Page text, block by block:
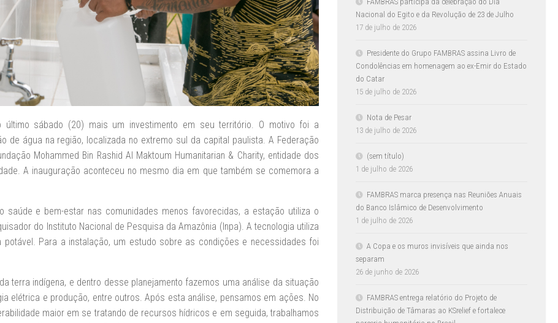
último sábado (20) mais um investimento em seu território. O motivo foi a
de água na região, localizada no extremo sul da capital paulista. A Federação
Mohammed Bin Rashid Al Maktoum Humanitarian & Charity, entidade dos
A inauguração aconteceu no mesmo dia em que também se comemora a
saúde e bem-estar nas comunidades menos favorecidas, a estação utiliza o
do Instituto Nacional de Pesquisa da Amazônia (Inpa). A tecnologia utiliza
Para a instalação, um estudo sobre as condições e necessidades foi
terra indígena, e dentro desse planejamento fazemos uma análise da situação
elétrica e produção, entre outros. Após esta análise, pensamos em ações. No
maior em se tratando de recursos hídricos e em seguida, trabalhamos
Nacional do Egito e da Revolução de 23 de Julho
17 de julho de 2026
Presidente do Grupo FAMBRAS assina Livro de
Condolências em homenagem ao ex-Emir do Estado
do Catar
15 de julho de 2026
Nota de Pesar
13 de julho de 2026
(sem título)
1 de julho de 2026
FAMBRAS marca presença nas Reuniões Anuais
do Banco Islâmico de Desenvolvimento
1 de julho de 2026
A Copa e os muros invisíveis que ainda nos
separam
26 de junho de 2026
FAMBRAS entrega relatório do Projeto de
Distribuição de Tâmaras ao KSrelief e fortalece